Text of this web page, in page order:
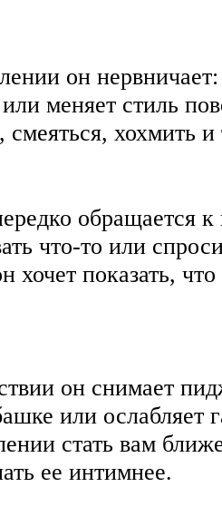
он нервничает:
меняет стиль
смеяться, хохмить
обращается
что-то или
хочет показать,
он снимает
или ослабляет
стать вам
ее интимнее.